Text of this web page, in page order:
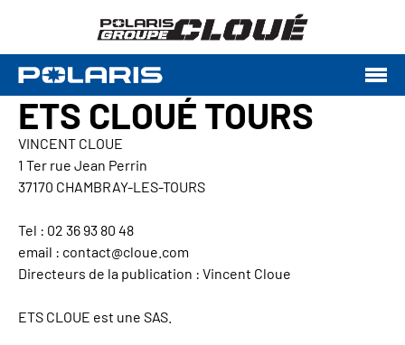
ETS CLOUÉ TOURS
VINCENT CLOUE
1 Ter rue Jean Perrin
37170 CHAMBRAY-LES-TOURS
Tel : 02 36 93 80 48
email : contact@cloue.com
Directeurs de la publication : Vincent Cloue
ETS CLOUE est une SAS.